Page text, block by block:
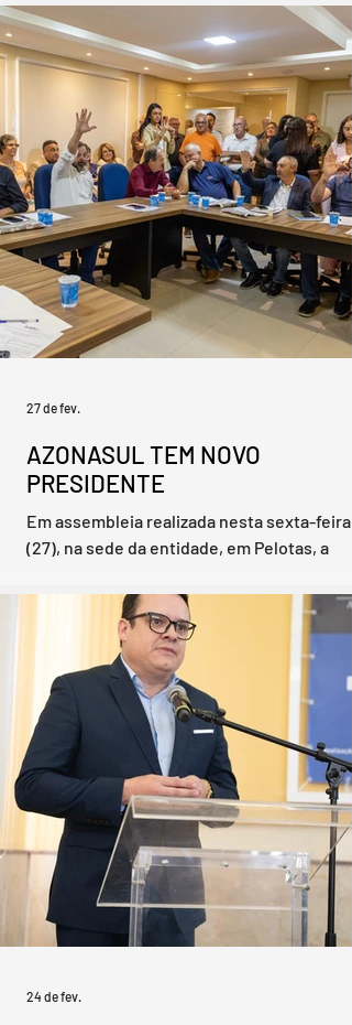
os 23 municípios da região sul do Estado. O
encontro reuniu representantes do poder
público, órgãos de controle e entidades
parceiras. A abertura contou com a
manifestação do presidente André
Nicoletti, seguida das boas-vindas da
anfitriã, Darlene Pereira. Na sequência,
registradas presenças institucionais, entre
elas a del
AZONASUL TEM NOVO
PRESIDENTE
Em assembleia realizada nesta sexta-feira
(27), na sede da entidade, em Pelotas, a
(Azonasul) elegeu por aclamação o prefeito
de Santa Vitória do Palmar, André Selayaran
(MDB), para presidir a entidade na gestão
2026/2027. A chapa única foi aprovada de
forma consensual pelos prefeitos
consolidando um ambiente de unidade
regional. Ao assumir o comando da
associação, Selayaran destacou que dará
continuidade aos projetos e ações c
27 de fev.
24 de fev.